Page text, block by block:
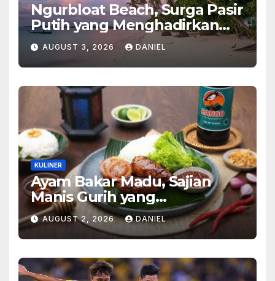
Ngurbloat Beach, Surga Pasir
Putih yang Menghadirkan
Ketenangan dan Pesona
Alam Tak Terlupakan
AUGUST 3, 2026 DANIEL
KULINER
Ayam Bakar Madu, Sajian
Manis Gurih yang
Menghangatkan Suasana
Makan
AUGUST 2, 2026 DANIEL